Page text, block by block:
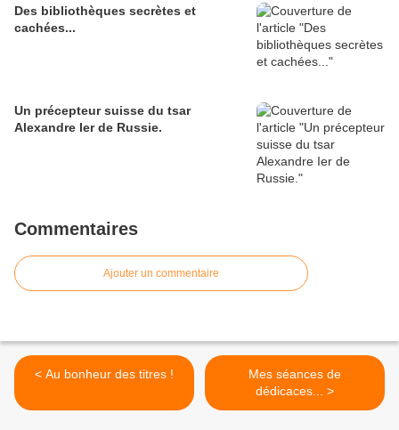
Des bibliothèques secrètes et
cachées...
Un précepteur suisse du tsar
Alexandre Ier de Russie.
Commentaires
Ajouter un commentaire
< Au bonheur des titres !
Mes séances de
dédicaces... >